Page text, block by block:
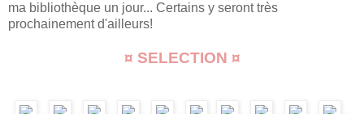
ma bibliothèque un jour... Certains y seront très
prochainement d'ailleurs!
¤ SELECTION ¤